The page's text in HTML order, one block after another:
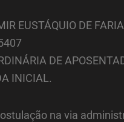
EUSTÁQUIO DE
DE
INICIAL.
na via